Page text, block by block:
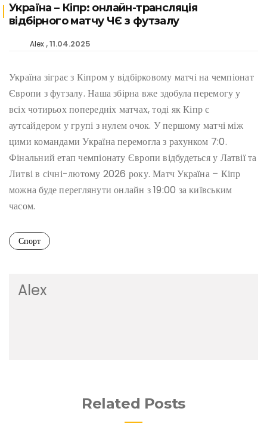
Україна – Кіпр: онлайн-трансляція
відбірного матчу ЧЄ з футзалу
Alex 11.04.2025
Україна зіграє з Кіпром у відбірковому матчі на чемпіонат
Європи з футзалу. Наша збірна вже здобула перемогу у
всіх чотирьох попередніх матчах, тоді як Кіпр є
аутсайдером у групі з нулем очок. У першому матчі між
цими командами Україна перемогла з рахунком 7:0.
Фінальний етап чемпіонату Європи відбудеться у Латвії та
Литві в січні-лютому 2026 року. Матч Україна – Кіпр
можна буде переглянути онлайн з 19:00 за київським
часом.
Спорт
Alex
Related Posts